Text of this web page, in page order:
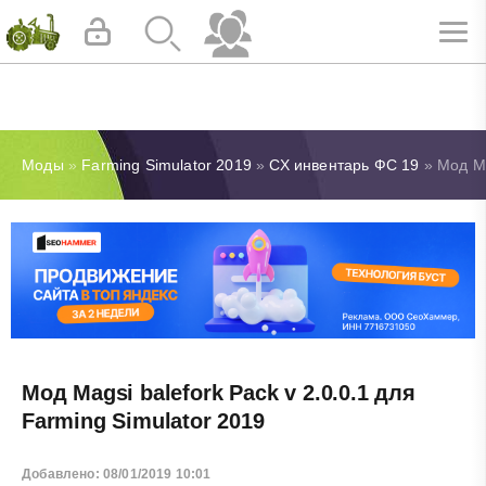
Моды » Farming Simulator 2019 »СХ инвентарь ФС 19 » Мод
Мод Magsi balefork Pack v 2.0.0.1 для
Farming Simulator 2019
Добавлено: 08/01/2019 10:01